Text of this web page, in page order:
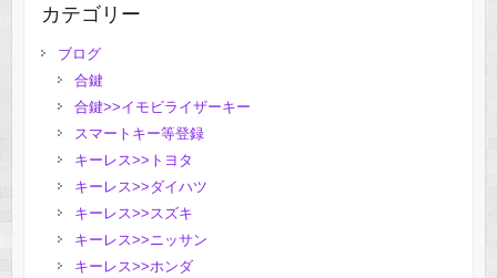
カテゴリー
ブログ
合鍵
合鍵>>イモビライザーキー
スマートキー等登録
キーレス>>トヨタ
キーレス>>ダイハツ
キーレス>>スズキ
キーレス>>ニッサン
キーレス>>ホンダ